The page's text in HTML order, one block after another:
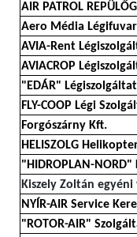
AIR PATROL
Aero Média
AVIA-Rent
AVIACROP
"EDÁR"
FLY-COOP Légi
Forgószárny Kft.
HELISZOLG
"HIDROPLAN-
Kiszely Zoltán egyéni
NYÍR-AIR Service
"ROTOR-AIR"